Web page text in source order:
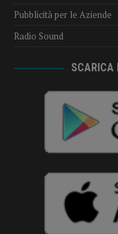
Pubblicità per le Aziende
Radio Sound
SCARICA